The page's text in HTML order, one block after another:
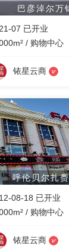
巴彦淖尔万
07 已开业
/ 购物中心
铱星云商
呼伦贝尔扎
08-18 已开业
/ 购物中心
铱星云商